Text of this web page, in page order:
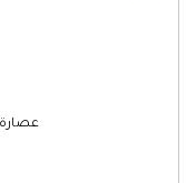
عصارة HAEGER 1.5 لتر 350 واط